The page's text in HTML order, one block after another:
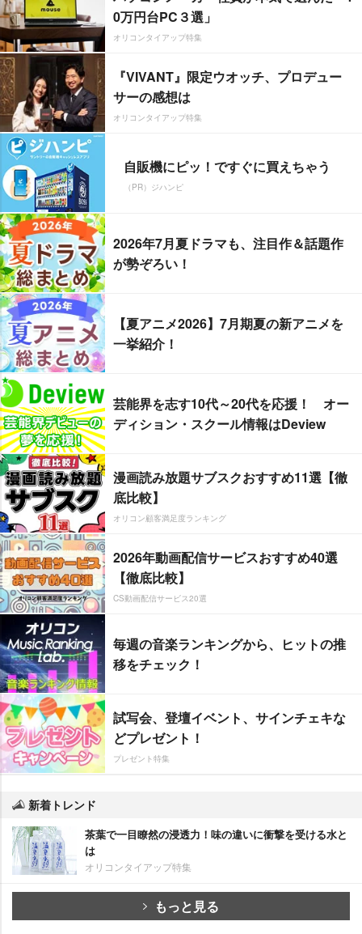
0万円台PC３選」
オリコンタイアップ特集
『VIVANT』限定ウオッチ、プロデュー
サーの感想は
オリコンタイアップ特集
自販機にピッ！ですぐに買えちゃう
（PR）ジハンピ
2026年7月夏ドラマも、注目作＆話題作
が勢ぞろい！
【夏アニメ2026】7月期夏の新アニメを
一挙紹介！
芸能界を志す10代～20代を応援！ オー
ディション・スクール情報はDeview
漫画読み放題サブスクおすすめ11選【徹
底比較】
オリコン顧客満足度ランキング
2026年動画配信サービスおすすめ40選
【徹底比較】
CS動画配信サービス20選
毎週の音楽ランキングから、ヒットの推
移をチェック！
試写会、登壇イベント、サインチェキな
どプレゼント！
プレゼント特集
新着トレンド
茶葉で一目瞭然の浸透力！味の違いに衝撃を受ける水と
は
オリコンタイアップ特集
もっと見る